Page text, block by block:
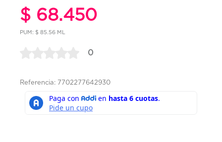
$ 68.450
PUM: $ 85.56 ML
0
Referencia: 7702277642930